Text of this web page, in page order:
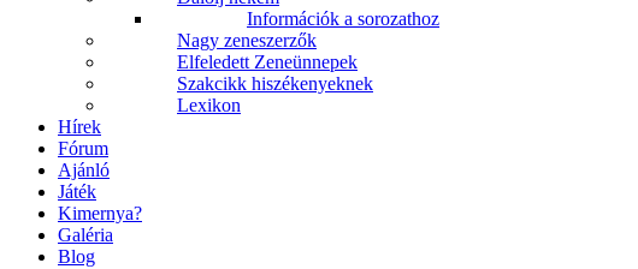
Információk a sorozathoz
Nagy zeneszerzők
Elfeledett Zeneünnepek
Szakcikk hiszékenyeknek
Lexikon
Hírek
Fórum
Ajánló
Játék
Kimernya?
Galéria
Blog